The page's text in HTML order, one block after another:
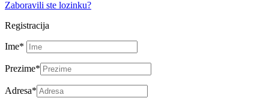
Zaboravili ste lozinku?
Registracija
Ime*
Prezime*
Adresa*